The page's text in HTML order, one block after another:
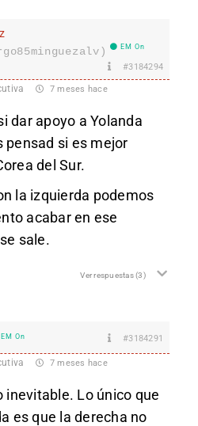
EM On
#3184294
7 meses hace
dar apoyo a Yolanda
pensad si es mejor
del Sur.
la izquierda podemos
acabar en ese
sale.
Ver respuestas(3)
EM On #3184291
7 meses hace
Lo único que
es que la derecha no